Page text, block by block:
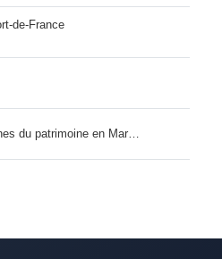
de-France
du patrimoine en Mar…